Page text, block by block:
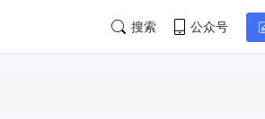
搜索 公众号